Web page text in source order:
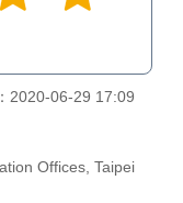
2020-06-29 17:09
Offices, Taipei